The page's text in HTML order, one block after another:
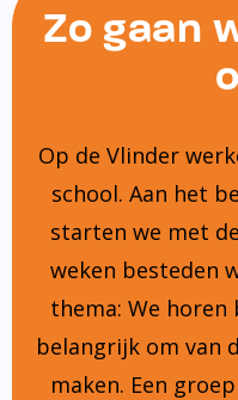
Zo gaan
Op de Vlinder
school. Aan het
starten we met
weken besteden
thema: We horen
belangrijk om van
maken. Een